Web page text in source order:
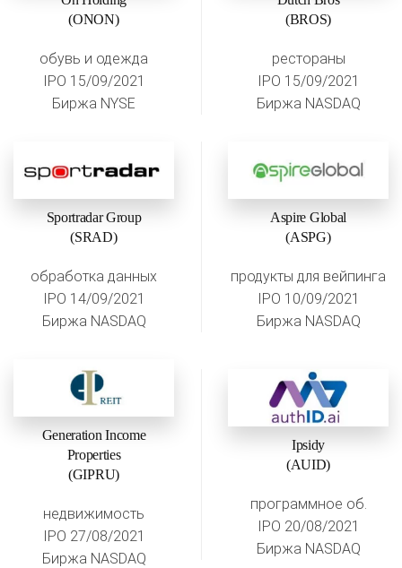
(ONON)
обувь и одежда
IPO 15/09/2021
Биржа NYSE
(BROS)
рестораны
IPO 15/09/2021
Биржа NASDAQ
Sportradar Group
(SRAD)
обработка данных
IPO 14/09/2021
Биржа NASDAQ
Aspire Global
(ASPG)
продукты для вейпинга
IPO 10/09/2021
Биржа NASDAQ
Generation Income
Properties
(GIPRU)
недвижимость
IPO 27/08/2021
Биржа NASDAQ
Ipsidy
(AUID)
программное об.
IPO 20/08/2021
Биржа NASDAQ